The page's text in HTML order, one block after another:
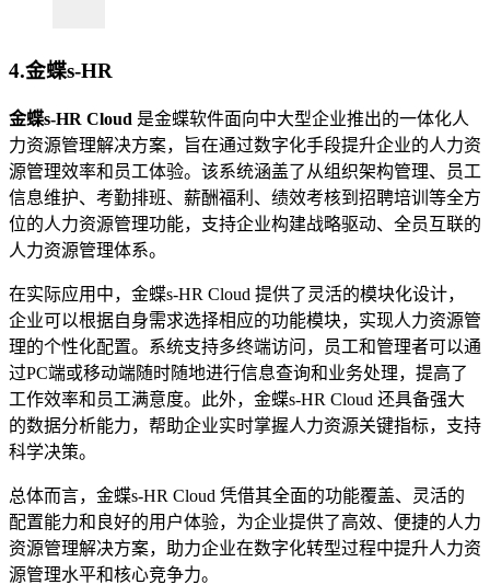
4.金蝶s-HR
金蝶s-HR Cloud 是金蝶软件面向中大型企业推出的一体化人
力资源管理解决方案，旨在通过数字化手段提升企业的人力资
源管理效率和员工体验。该系统涵盖了从组织架构管理、员工
信息维护、考勤排班、薪酬福利、绩效考核到招聘培训等全方
位的人力资源管理功能，支持企业构建战略驱动、全员互联的
人力资源管理体系。
在实际应用中，金蝶s-HR Cloud 提供了灵活的模块化设计，
企业可以根据自身需求选择相应的功能模块，实现人力资源管
理的个性化配置。系统支持多终端访问，员工和管理者可以通
过PC端或移动端随时随地进行信息查询和业务处理，提高了
工作效率和员工满意度。此外，金蝶s-HR Cloud 还具备强大
的数据分析能力，帮助企业实时掌握人力资源关键指标，支持
科学决策。
总体而言，金蝶s-HR Cloud 凭借其全面的功能覆盖、灵活的
配置能力和良好的用户体验，为企业提供了高效、便捷的人力
资源管理解决方案，助力企业在数字化转型过程中提升人力资
源管理水平和核心竞争力。